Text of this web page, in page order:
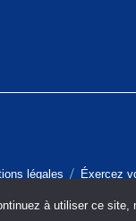
légales Éxercez
à utiliser ce